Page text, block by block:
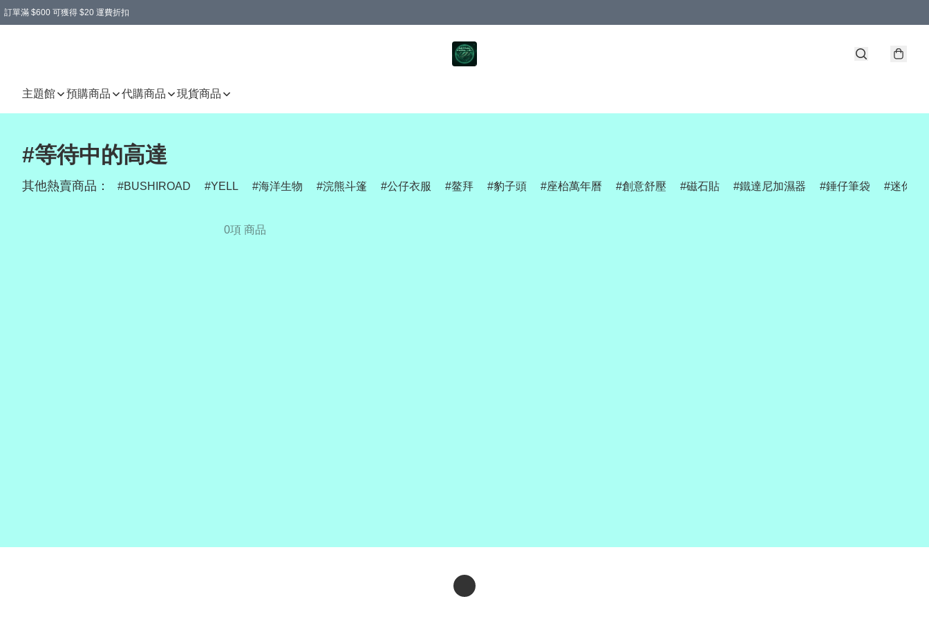
訂單滿 $600 可獲得 $20 運費折扣
主題館 預購商品 代購商品 現貨商品
#等待中的高達
其他熱賣商品： BUSHIROAD YELL 海洋生物 浣熊斗篷 公仔衣服 鳌拜 豹子頭 座枱萬年曆 創意舒壓 磁石貼 鐵達尼加濕器 錘仔筆袋 迷你網
0項 商品